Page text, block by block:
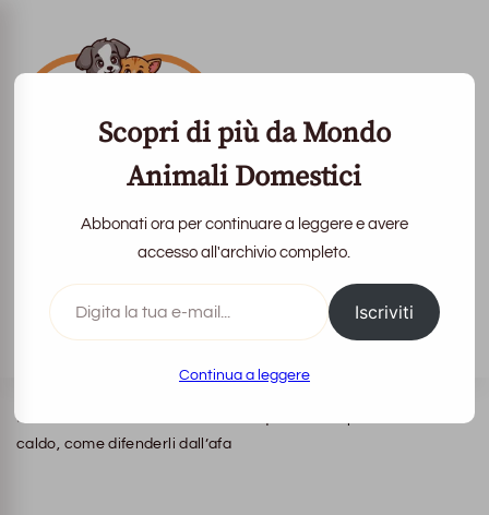
Mondo Animali
Domestici
La vita con loro è più bella
Home
caldo, come difenderli dall’afa
Scopri di più da Mondo
Animali Domestici
Abbonati ora per continuare a leggere e avere
accesso all'archivio completo.
Digita
tua
Iscriviti
Continua a leggere